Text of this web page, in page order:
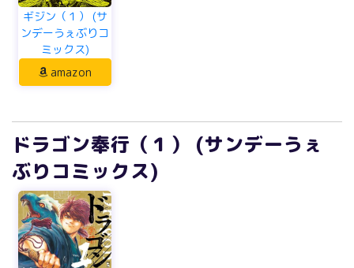
ギジン（１） (サ
ンデーうぇぶりコ
ミックス)
amazon
ドラゴン奉行（１） (サンデーうぇ
ぶりコミックス)